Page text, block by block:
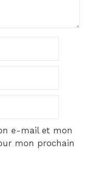
e-mail et mon
mon prochain